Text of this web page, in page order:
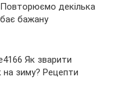
декілька
бажану